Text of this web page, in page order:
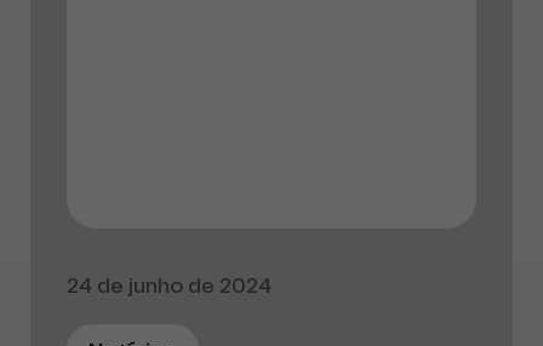
24 de junho de 2024